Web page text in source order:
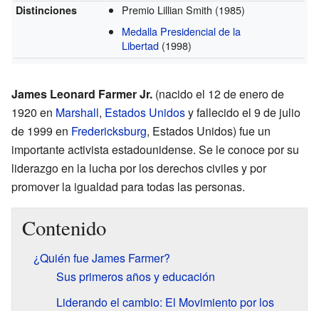
Distinciones Premio Lillian Smith (1985)
Medalla Presidencial de la
Libertad (1998)
James Leonard Farmer Jr. (nacido el 12 de enero de
1920 en Marshall, Estados Unidosy fallecido el 9 de julio
de 1999 en Fredericksburg, Estados Unidos) fue un
importante activista estadounidense. Se le conoce por su
liderazgo en la lucha por los derechos civiles y por
promover la igualdad para todas las personas.
Contenido
¿Quién fue James Farmer?
Sus primeros años y educación
Liderando el cambio: El Movimiento por los